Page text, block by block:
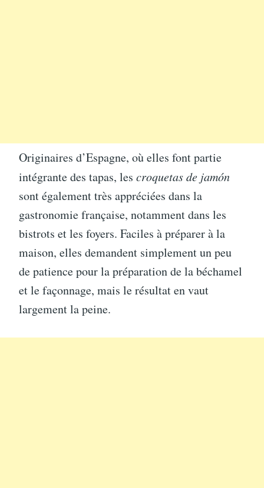
Originaires d’Espagne, où elles font partie
intégrante des tapas, les croquetas de jamón
sont également très appréciées dans la
gastronomie française, notamment dans les
bistrots et les foyers. Faciles à préparer à la
maison, elles demandent simplement un peu
de patience pour la préparation de la béchamel
et le façonnage, mais le résultat en vaut
largement la peine.